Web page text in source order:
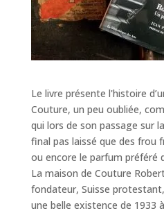
Le livre présente l'histoire
Couture, un peu oubliée,
qui lors de son passage sur
final pas laissé que des frou
ou encore le parfum préféré
La maison de Couture
fondateur, Suisse
une belle existence de 1933